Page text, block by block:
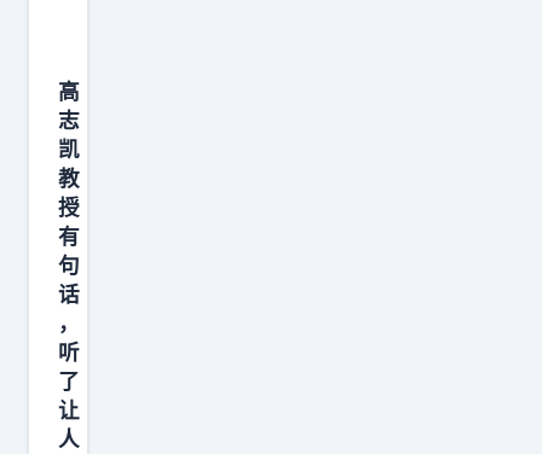
“
宣
战
”
！
很
多
人
以
为
我
高
志
凯
教
授
有
句
话
，
听
了
让
人